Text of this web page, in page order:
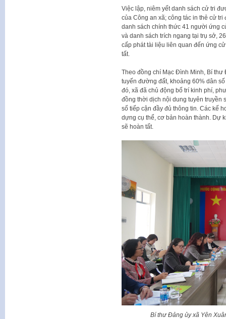
Việc lập, niêm yết danh sách cử tri
của Công an xã; công tác in thẻ cử
danh sách chính thức 41 người ứng
và danh sách trích ngang tại trụ sở,
cấp phát tài liệu liên quan đến ứng
tất.
Theo đồng chí Mạc Đình Minh, Bí
tuyến đường đất, khoảng 60% dân
đó, xã đã chủ động bố trí kinh phí,
đồng thời dịch nội dung tuyên truyền
số tiếp cận đầy đủ thông tin. Các kế
dựng cụ thể, cơ bản hoàn thành. Dự
sẽ hoàn tất.
Bí thư Đảng ủy xã Yên